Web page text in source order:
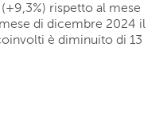
rispetto al mese
di dicembre 2024 il
è diminuito di 13